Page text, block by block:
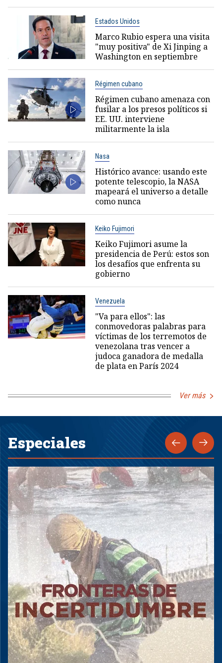
Estados Unidos
Marco Rubio espera una visita
"muy positiva" de Xi Jinping a
Washington en septiembre
Régimen cubano
Régimen cubano amenaza con
fusilar a los presos políticos si
EE. UU. interviene
militarmente la isla
Nasa
Histórico avance: usando este
potente telescopio, la NASA
mapeará el universo a detalle
como nunca
Keiko Fujimori
Keiko Fujimori asume la
presidencia de Perú: estos son
los desafíos que enfrenta su
gobierno
Venezuela
"Va para ellos": las
conmovedoras palabras para
víctimas de los terremotos de
venezolana tras vencer a
judoca ganadora de medalla
de plata en París 2024
Ver más
Especiales